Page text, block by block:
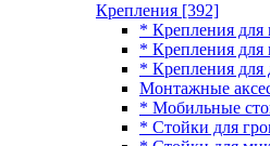
Крепления [392]
* Крепления для
* Крепления для
* Крепления для
Монтажные
* Мобильные
* Стойки для